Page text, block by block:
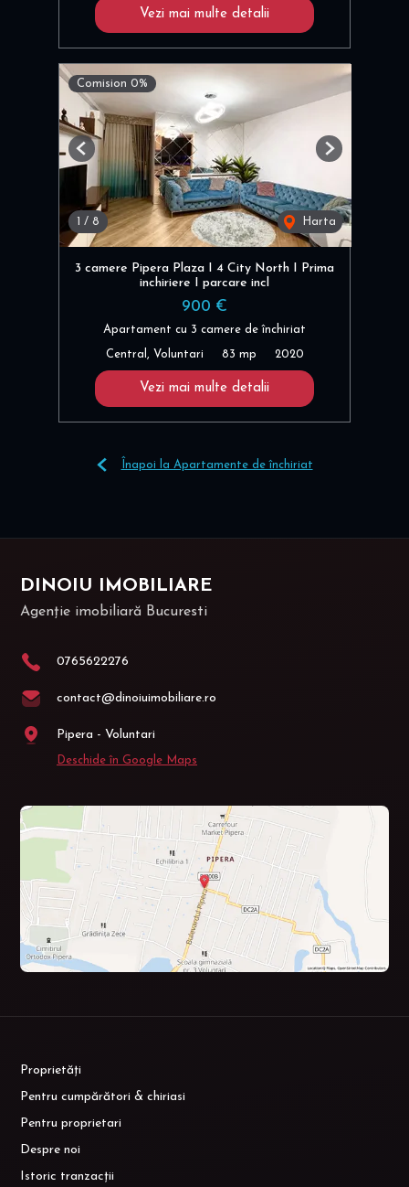
Vezi mai multe detalii
Comision 0%
1 / 8 Harta
Previous Next
3 camere Pipera Plaza I 4 City North I Prima
inchiriere I parcare incl
900 €
Apartament cu 3 camere de închiriat
Central, Voluntari 83 mp 2020
Vezi mai multe detalii
Înapoi la Apartamente de închiriat
DINOIU IMOBILIARE
Agenție imobiliară Bucuresti
0765622276
contact@dinoiuimobiliare.ro
Pipera - Voluntari
Deschide în Google Maps
Proprietăți
Pentru cumpărători & chiriasi
Pentru proprietari
Despre noi
Istoric tranzacții